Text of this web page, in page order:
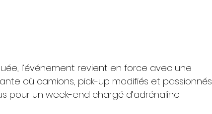
l’événement revient en force avec une
où camions, pick-up modifiés et passionnés
pour un week-end chargé d’adrénaline.